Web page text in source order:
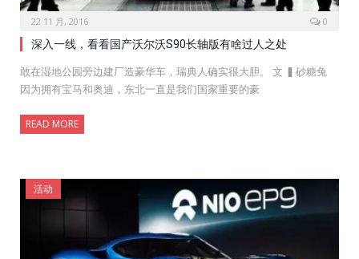
22 11 月, 2016 0
深入一线，看看国产沃尔沃S90长轴版有啥过人之处
敢在湿地公园旁边建厂造豪华车，瑞典人确实很大胆。 文 ▍砂糖兔
因为拥有宝马和奥迪，东北一直是我们国家重要的豪
READ MORE
活动